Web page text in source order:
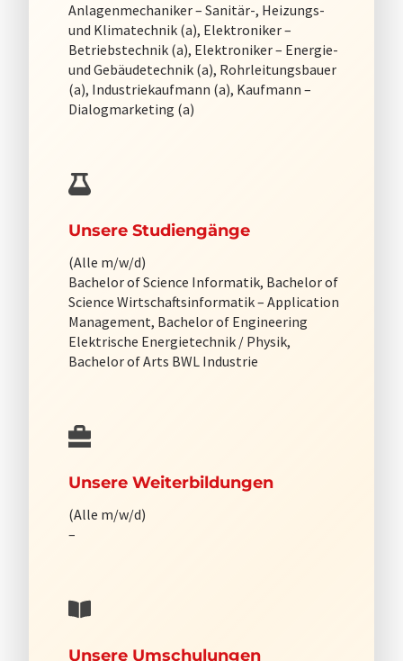
Anlagenmechaniker – Sanitär-, Heizungs-
und Klimatechnik (a), Elektroniker –
Betriebstechnik (a), Elektroniker – Energie-
und Gebäudetechnik (a), Rohrleitungsbauer
(a), Industriekaufmann (a), Kaufmann –
Dialogmarketing (a)
Unsere Studiengänge
(Alle m/w/d)
Bachelor of Science Informatik, Bachelor of
Science Wirtschaftsinformatik – Application
Management, Bachelor of Engineering
Elektrische Energietechnik / Physik,
Bachelor of Arts BWL Industrie
Unsere Weiterbildungen
(Alle m/w/d)
–
Unsere Umschulungen